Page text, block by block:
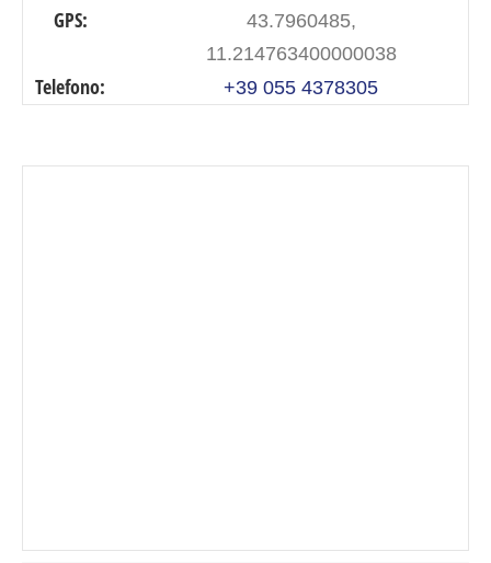
GPS:
43.7960485,
11.214763400000038
Telefono: +39 055 4378305